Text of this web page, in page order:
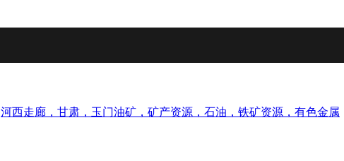
河西走廊，甘肃，玉门油矿，矿产资源，石油，铁矿资源，有色金属